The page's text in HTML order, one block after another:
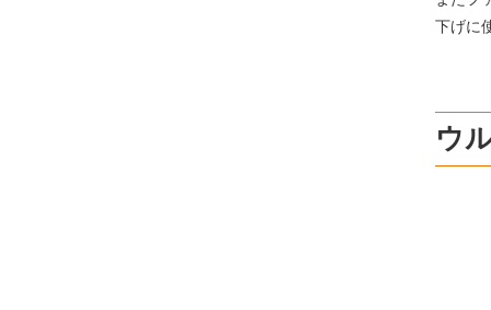
下げに
ウ